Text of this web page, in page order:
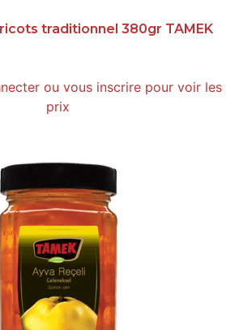
traditionnel 380gr TAMEK
ou vous inscrire pour voir les
prix